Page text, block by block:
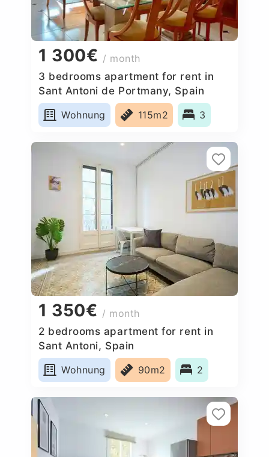
1 300€ / month
3 bedrooms apartment for rent in
Sant Antoni de Portmany, Spain
Wohnung
115m2 3
1 350€ / month
2 bedrooms apartment for rent in
Sant Antoni, Spain
Wohnung
90m2 2